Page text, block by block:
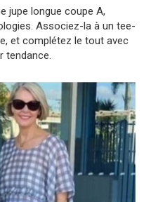
jupe longue coupe A,
Associez-la à un tee-
et complétez le tout avec
tendance.